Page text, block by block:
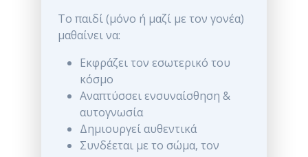
Το παιδί (μόνο ή μαζί με τον γονέα)
μαθαίνει να:
Εκφράζει τον εσωτερικό του
κόσμο
Αναπτύσσει ενσυναίσθηση &
αυτογνωσία
Δημιουργεί αυθεντικά
Συνδέεται με το σώμα, τον